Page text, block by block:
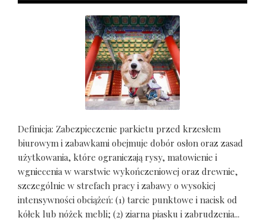
Definicja: Zabezpieczenie parkietu przed krzesłem
biurowym i zabawkami obejmuje dobór osłon oraz zasad
użytkowania, które ograniczają rysy, matowienie i
wgniecenia w warstwie wykończeniowej oraz drewnie,
szczególnie w strefach pracy i zabawy o wysokiej
intensywności obciążeń: (1) tarcie punktowe i nacisk od
kółek lub nóżek mebli; (2) ziarna piasku i zabrudzenia...